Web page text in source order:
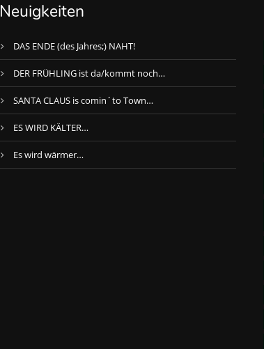
Neuigkeiten
DAS ENDE (des Jahres;) NAHT!
DER FRÜHLING ist da/kommt noch…
SANTA CLAUS is comin´to Town…
ES WIRD KÄLTER…
Es wird wärmer…